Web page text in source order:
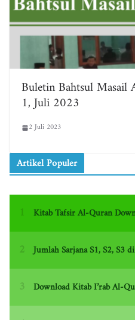
Buletin Bahtsul
1, Juli 2023
2 Juli 2023
Artikel Populer